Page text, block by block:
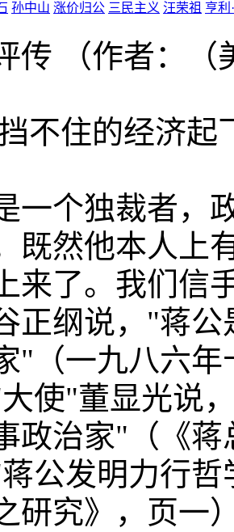
孙中山 涨价归公 三民主义 汪荣祖 亨利
传 （作者：
不住的经济起
一个独裁者，
既然他本人上
来了。我们信
正纲说，"蒋
"（一九八六
使"董显光说
政治家"（《
公发明力行
研究》，页一